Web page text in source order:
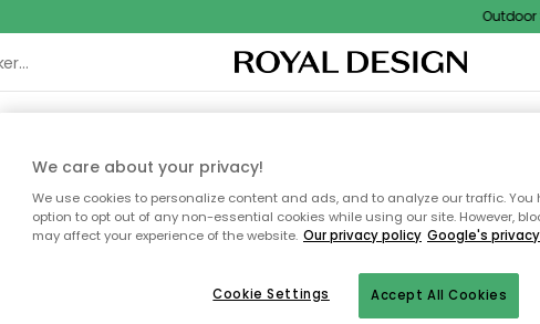
Outdoor
INDRETNINGTEKSTIL & TÆPPERKØKKENETOPBEVARINGHAVEMØBLER
Vi fandt desværre ikke
We care about your privacy!
We use cookies to personalize content and ads, and to analyze our traffic.
option to opt out of any non-essential cookies while using our site. However,
may affect your experience of the website. Our privacy policy Google's
Accept All Cookies
Cookie Settings